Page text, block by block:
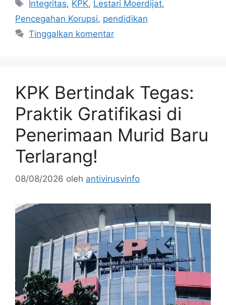
Integritas, KPK, Lestari Moerdijat,
Pencegahan Korupsi, pendidikan
Tinggalkan komentar
KPK Bertindak Tegas:
Praktik Gratifikasi di
Penerimaan Murid Baru
Terlarang!
08/08/2026 oleh antivirusvinfo